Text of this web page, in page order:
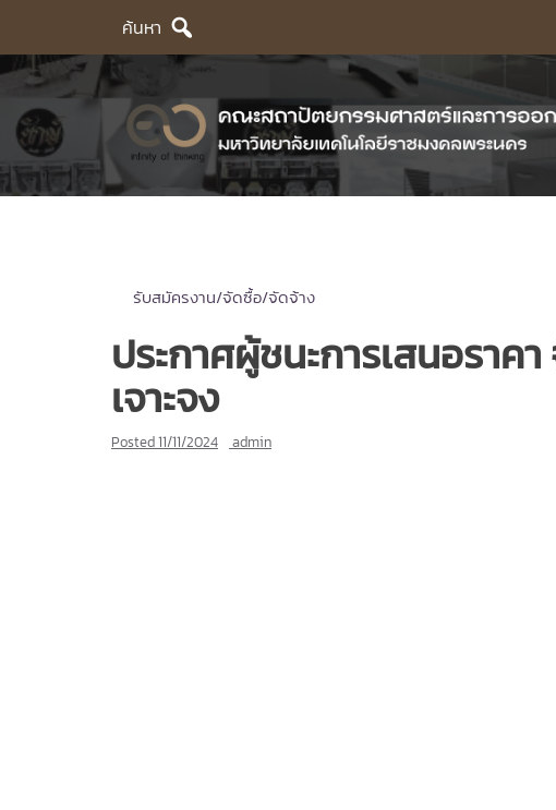
content
ค้นหา
รับสมัครงาน/จัดซื้อ/จัดจ้าง
ประกาศผู้ชนะการเสนอราค
เจาะจง
Posted11/11/2024 admin